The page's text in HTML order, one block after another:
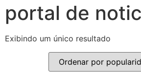
portal de
Exibindo um único resultado